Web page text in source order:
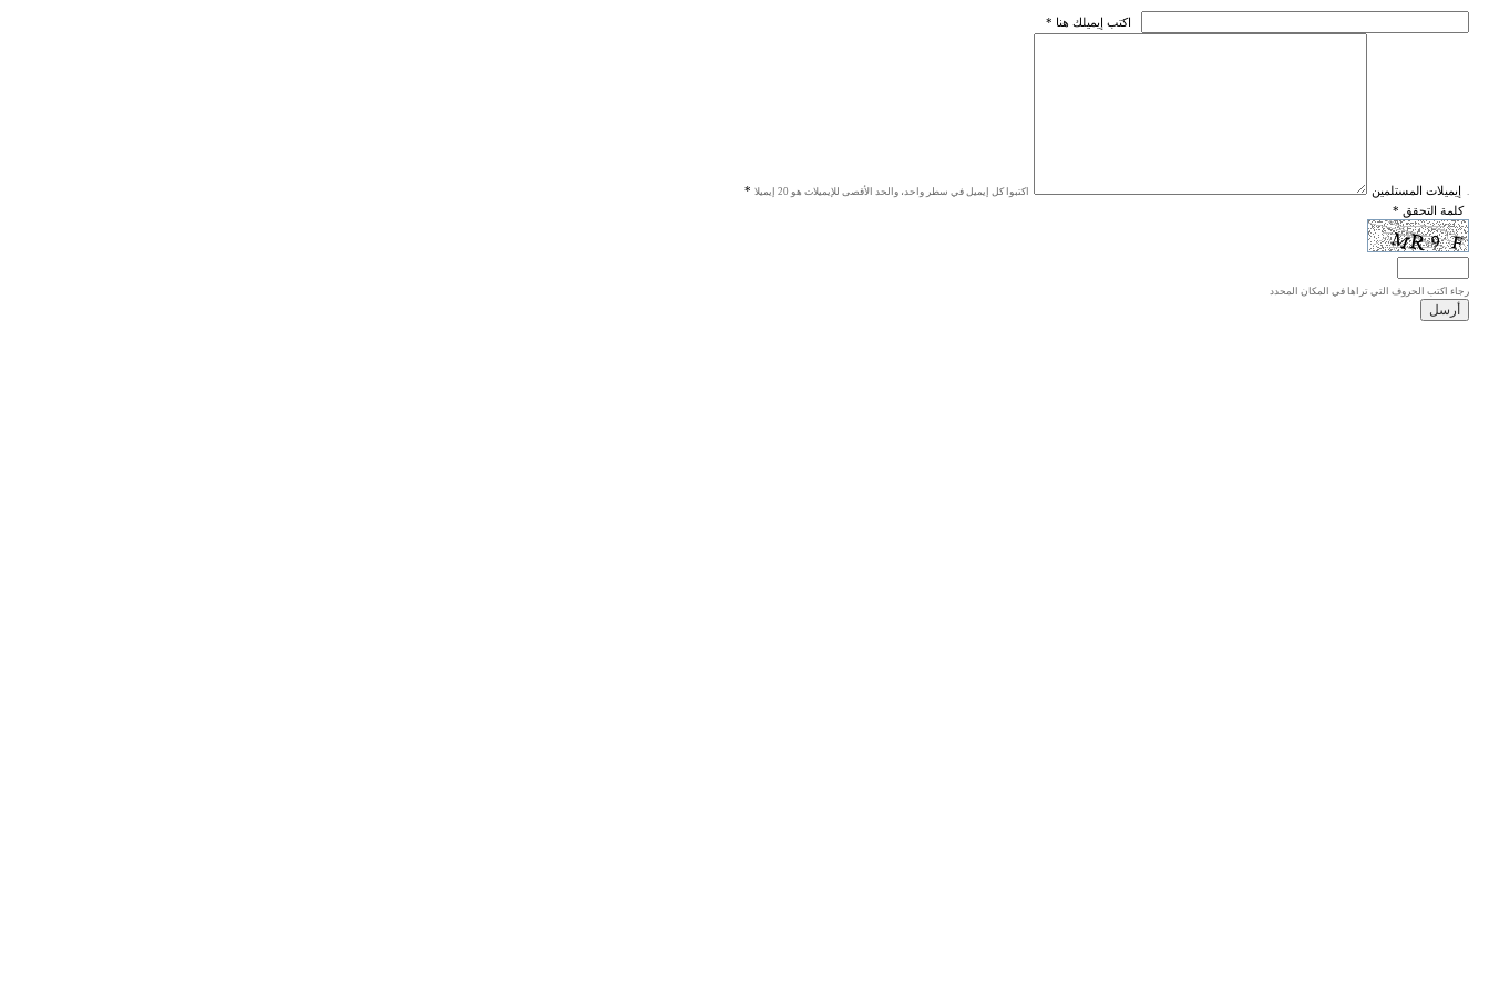
* اكتب إيميلك هنا
* إيميلات المستلمين اكتبوا كل إيميل في سطر واحد، والحد الأقصى للإيميلات هو 20 إيميلا.
* كلمة التحقق
رجاء اكتب الحروف التي تراها في المكان المحدد